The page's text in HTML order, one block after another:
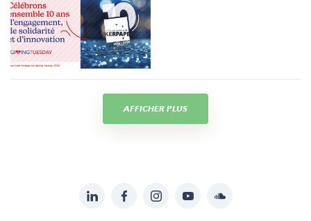
AFFICHER PLUS
LinkedInFacebookInstagramYouTubeSoundcloud